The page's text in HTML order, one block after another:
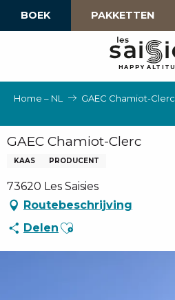
BOEK PAKKETTEN
HAPPY ALTI TU
Home – NL GAEC Chamiot-Clerc
GAEC Chamiot-Clerc
KAAS PRODUCENT
73620 Les Saisies
Routebeschrijving
Delen Ajouter aux favoris